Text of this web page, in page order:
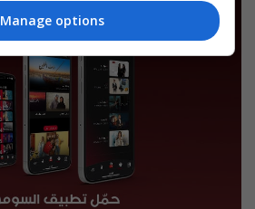
Manage options